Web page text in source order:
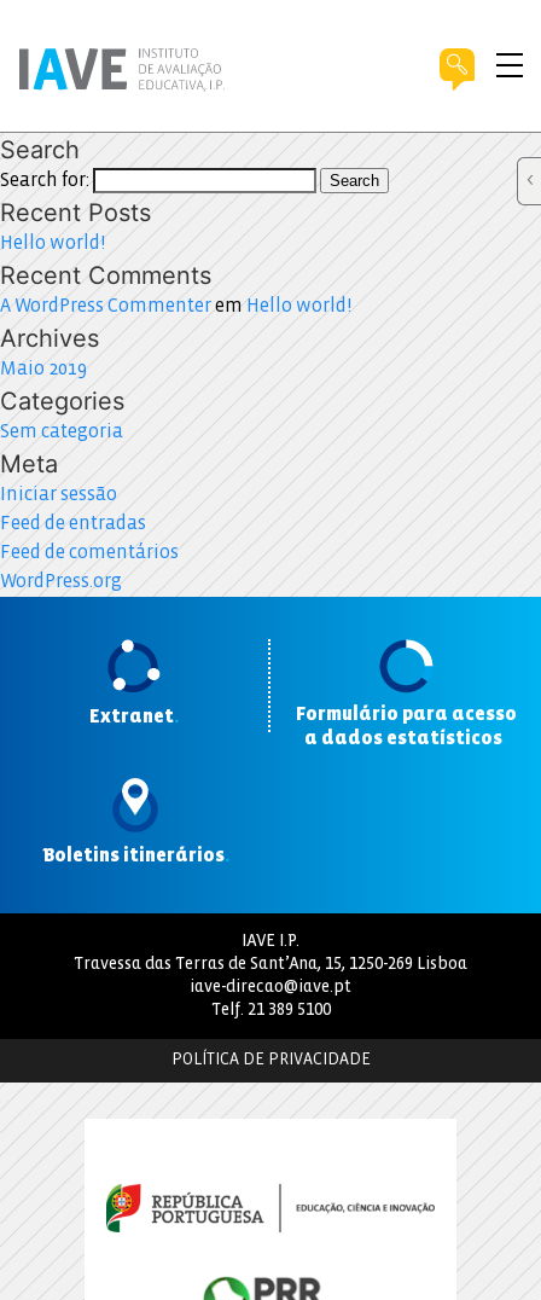
Search
Search for: Search
Recent Posts
Hello world!
Recent Comments
A WordPress Commenterem Hello world!
Archives
Maio 2019
Categories
Sem categoria
Meta
Iniciar sessão
Feed de entradas
Feed de comentários
WordPress.org
Extranet.
Formulário para acesso
a dados estatísticos
Boletins itinerários.
IAVE I.P.
Travessa das Terras de Sant’Ana, 15, 1250-269 Lisboa
iave-direcao@iave.pt
Telf. 21 389 5100
POLÍTICA DE PRIVACIDADE